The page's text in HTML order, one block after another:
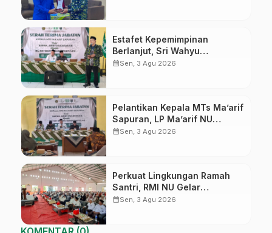
Estafet Kepemimpinan
Berlanjut, Sri Wahyu
Susilowati Resmi Pimpin MTs
calendar_monthSen, 3 Agu 2026
Pelantikan Kepala MTs Ma’arif
Sapuran, LP Ma’arif NU
Wonosobo Tekankan Lima
calendar_monthSen, 3 Agu 2026
Perkuat Lingkungan Ramah
Santri, RMI NU Gelar
‘Sambang Pesantren’ di Pati
calendar_monthSen, 3 Agu 2026